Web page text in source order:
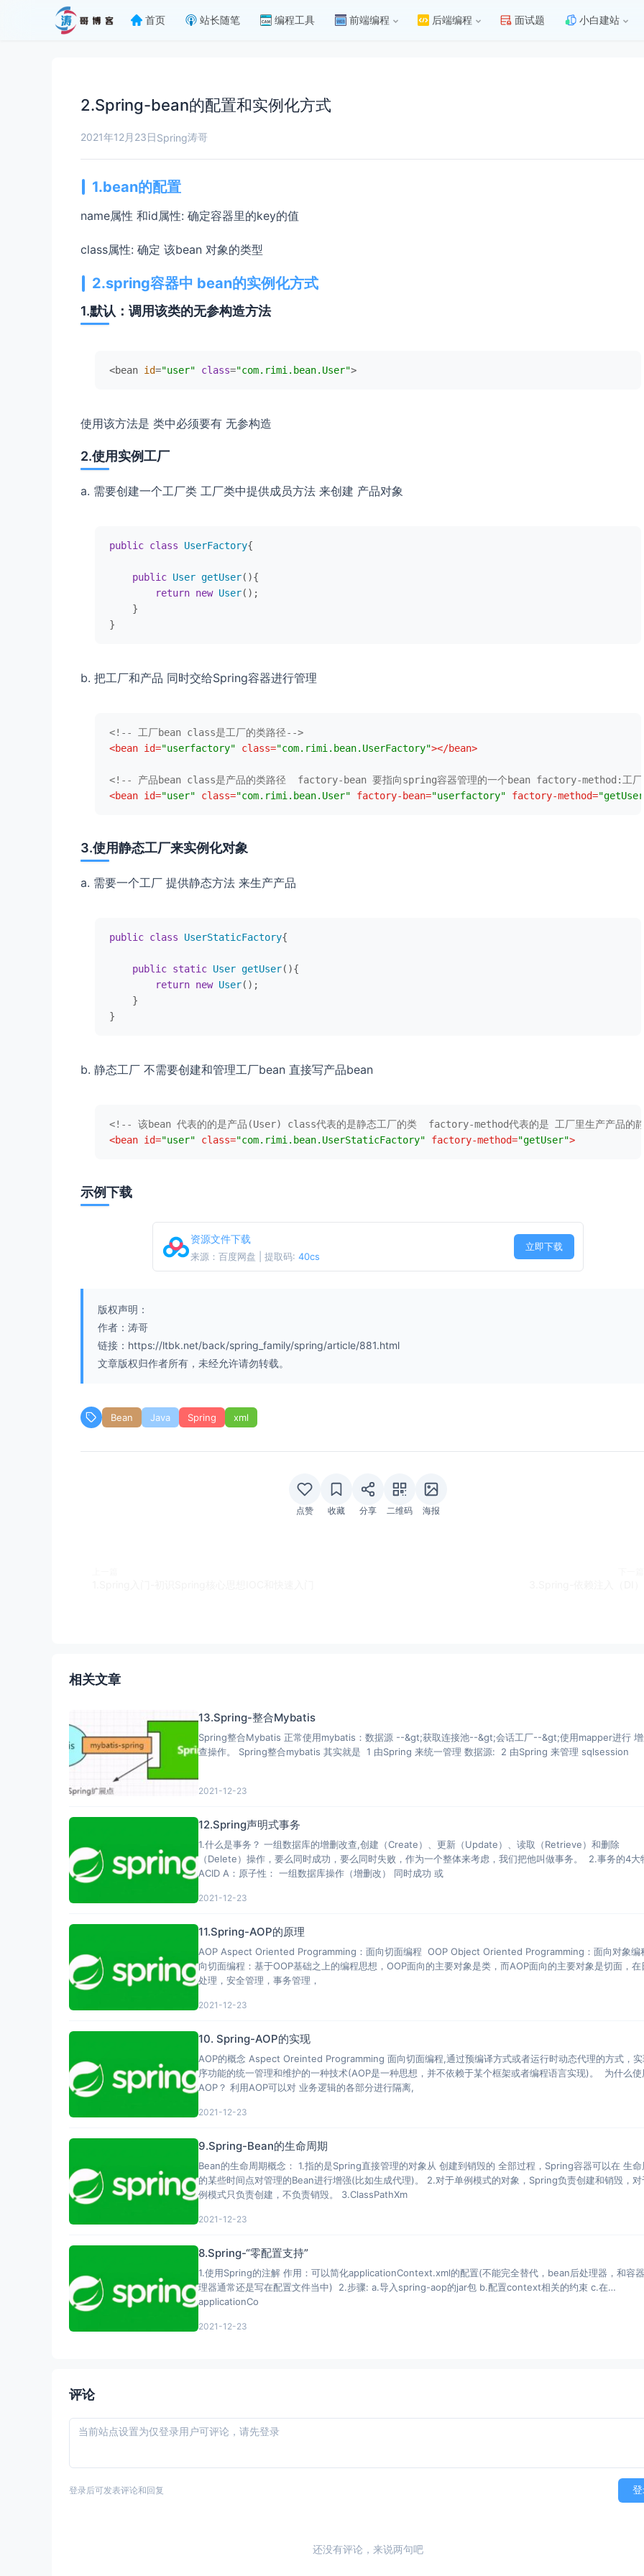
首页 站长随笔 编程工具 前端编程 后端编程 面试题 小白建站
2.Spring-bean的配置和实例化方式
2021年12月23日Spring涛哥
1.bean的配置
name属性 和id属性: 确定容器里的key的值
class属性: 确定 该bean 对象的类型
2.spring容器中 bean的实例化方式
1.默认：调用该类的无参构造方法
<bean id="user" class="com.rimi.bean.User">
使用该方法是 类中必须要有 无参构造
2.使用实例工厂
a. 需要创建一个工厂类 工厂类中提供成员方法 来创建 产品对象
public class UserFactory{
public User getUser( ){
return new User();
    }
}
b. 把工厂和产品 同时交给Spring容器进行管理
<!-- 工厂bean class是工厂的类路径-->
<bean id="userfactory" class="com.rimi.bean.UserFactory"></bean>
<!-- 产品bean class是产品的类路径  factory-bean 要指向spring容器管理的一个bean factory-method:工厂
<bean id="user" class="com.rimi.bean.User" factory-bean="userfactory" factory-method="getUser"
3.使用静态工厂来实例化对象
a. 需要一个工厂 提供静态方法 来生产产品
public class UserStaticFactory{
public static User getUser( ){
return new User();
    }
}
b. 静态工厂 不需要创建和管理工厂bean 直接写产品bean
<!-- 该bean 代表的的是产品(User) class代表的是静态工厂的类  factory-method代表的是 工厂里生产产品的静
<bean id="user" class="com.rimi.bean.UserStaticFactory" factory-method="getUser">
示例下载
资源文件下载
来源：百度网盘 | 提取码: 40cs
立即下载
版权声明：
作者：涛哥
链接：https://ltbk.net/back/spring_family/spring/article/881.html
文章版权归作者所有，未经允许请勿转载。
Bean Java Spring xml
点赞 收藏 分享 二维码 海报
相关文章
13.Spring-整合Mybatis
Spring整合Mybatis 正常使用mybatis：数据源 --&gt;获取连接池--&gt;会话工厂--&gt;使用mapper进行 增
查操作。 Spring整合mybatis 其实就是 1 由Spring 来统一管理 数据源: 2 由Spring 来管理 sqlsession
2021-12-23
12.Spring声明式事务
1.什么是事务？ 一组数据库的增删改查,创建（Create）、更新（Update）、读取（Retrieve）和删除
（Delete）操作，要么同时成功，要么同时失败，作为一个整体来考虑，我们把他叫做事务。 2.事务的4大
ACID A：原子性： 一组数据库操作（增删改） 同时成功 或
2021-12-23
11.Spring-AOP的原理
AOP Aspect Oriented Programming：面向切面编程 OOP Object Oriented Programming：面向对象编
向切面编程：基于OOP基础之上的编程思想，OOP面向的主要对象是类，而AOP面向的主要对象是切面，在
处理，安全管理，事务管理，
2021-12-23
10. Spring-AOP的实现
AOP的概念 Aspect Oreinted Programming 面向切面编程,通过预编译方式或者运行时动态代理的方式，实现程
序功能的统一管理和维护的一种技术(AOP是一种思想，并不依赖于某个框架或者编程语言实现)。 为什么使
AOP？ 利用AOP可以对 业务逻辑的各部分进行隔离,
2021-12-23
9.Spring-Bean的生命周期
Bean的生命周期概念： 1.指的是Spring直接管理的对象从 创建到销毁的 全部过程，Spring容器可以在 生命
的某些时间点对管理的Bean进行增强(比如生成代理)。 2.对于单例模式的对象，Spring负责创建和销毁，对
例模式只负责创建，不负责销毁。 3.ClassPathXm
2021-12-23
8.Spring-“零配置支持”
1.使用Spring的注解 作用：可以简化applicationContext.xml的配置(不能完全替代，bean后处理器，和容
理器通常还是写在配置文件当中) 2.步骤: a.导入spring-aop的jar包 b.配置context相关的约束 c.在
applicationCo
2021-12-23
评论
登录后可发表评论和回复
还没有评论，来说两句吧